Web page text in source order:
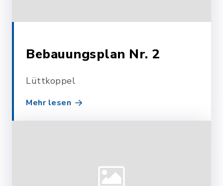
Bebauungsplan Nr. 2
Lüttkoppel
Mehr lesen